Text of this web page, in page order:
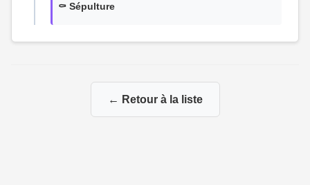
⚰️ Sépulture
← Retour à la liste